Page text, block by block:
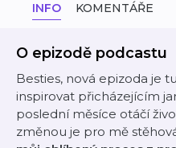
INFO KOMENTÁŘE
O epizodě podcastu
Besties, nová epizoda je
inspirovat přicházejícím
poslední měsíce otáčí
změnou je pro mě